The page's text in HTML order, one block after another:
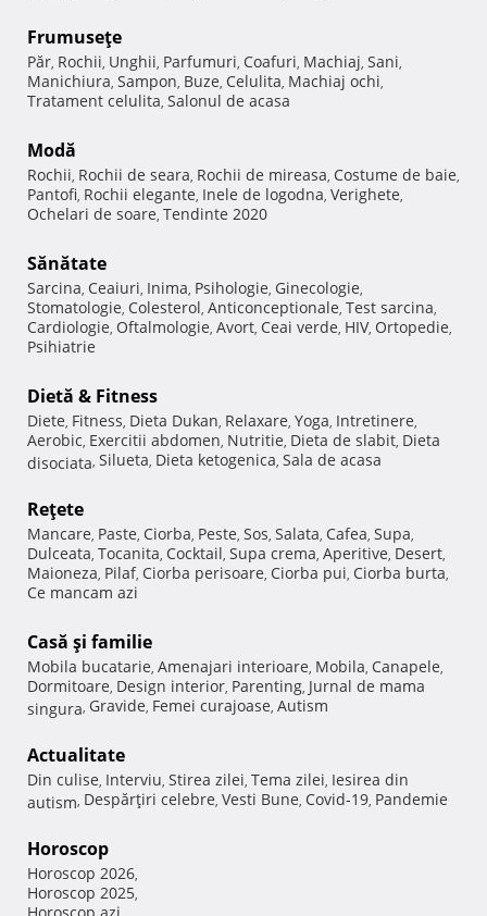
Frumuseţe
Păr, Rochii, Unghii, Parfumuri, Coafuri, Machiaj, Sani,
Manichiura, Sampon, Buze, Celulita, Machiaj ochi,
Tratament celulita, Salonul de acasa
Modă
Rochii, Rochii de seara, Rochii de mireasa, Costume de baie,
Pantofi, Rochii elegante, Inele de logodna, Verighete,
Ochelari de soare, Tendinte 2020
Sănătate
Sarcina, Ceaiuri, Inima, Psihologie, Ginecologie,
Stomatologie, Colesterol, Anticonceptionale, Test sarcina,
Cardiologie, Oftalmologie, Avort, Ceai verde, HIV, Ortopedie,
Psihiatrie
Dietă & Fitness
Diete, Fitness, Dieta Dukan, Relaxare, Yoga, Intretinere,
Aerobic, Exercitii abdomen, Nutritie, Dieta de slabit, Dieta
disociata, Silueta, Dieta ketogenica, Sala de acasa
Reţete
Mancare, Paste, Ciorba, Peste, Sos, Salata, Cafea, Supa,
Dulceata, Tocanita, Cocktail, Supa crema, Aperitive, Desert,
Maioneza, Pilaf, Ciorba perisoare, Ciorba pui, Ciorba burta,
Ce mancam azi
Casă şi familie
Mobila bucatarie, Amenajari interioare, Mobila, Canapele,
Dormitoare, Design interior, Parenting, Jurnal de mama
singura, Gravide, Femei curajoase, Autism
Actualitate
Din culise, Interviu, Stirea zilei, Tema zilei, Iesirea din
autism, Despărţiri celebre, Vesti Bune, Covid-19, Pandemie
Horoscop
Horoscop 2026,
Horoscop 2025,